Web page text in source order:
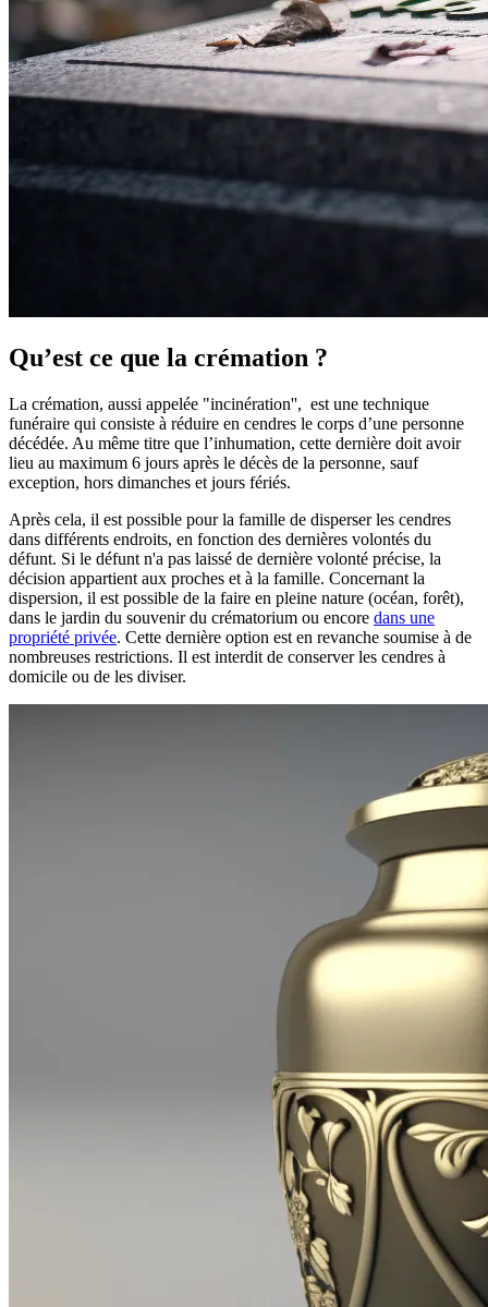
Qu’est ce que la crémation ?
La crémation, aussi appelée "incinération'', est une technique
funéraire qui consiste à réduire en cendres le corps d’une personne
décédée. Au même titre que l’inhumation, cette dernière doit avoir
lieu au maximum 6 jours après le décès de la personne, sauf
exception, hors dimanches et jours fériés.
Après cela, il est possible pour la famille de disperser les cendres
dans différents endroits, en fonction des dernières volontés du
défunt. Si le défunt n'a pas laissé de dernière volonté précise, la
décision appartient aux proches et à la famille. Concernant la
dispersion, il est possible de la faire en pleine nature (océan, forêt),
dans le jardin du souvenir du crématorium ou encore dans une
propriété privée. Cette dernière option est en revanche soumise à de
nombreuses restrictions. Il est interdit de conserver les cendres à
domicile ou de les diviser.